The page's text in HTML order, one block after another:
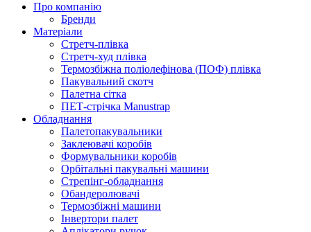
Про компанію
Бренди
Матеріали
Стретч-плівка
Стретч-худ плівка
Термозбіжна поліолефінова (ПОФ) плівка
Пакувальний скотч
Палетна сітка
ПЕТ-стрічка Manustrap
Обладнання
Палетопакувальники
Заклеювачі коробів
Формувальники коробів
Орбітальні пакувальні машини
Стрепінг-обладнання
Обандеролювачі
Термозбіжні машини
Інвертори палет